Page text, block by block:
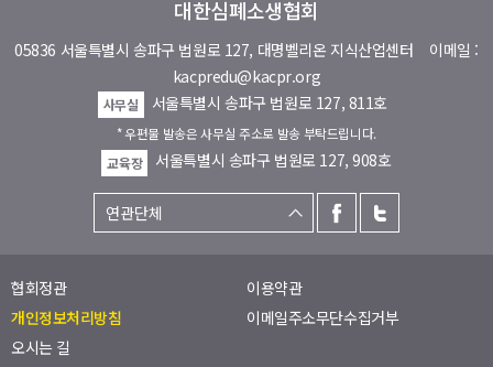
대한심폐소생협회
05836 서울특별시 송파구 법원로 127, 대명벨리온 지식산업센터 이메일 :
kacpredu@kacpr.org
사무실 서울특별시 송파구 법원로 127, 811호
* 우편물 발송은 사무실 주소로 발송 부탁드립니다.
교육장
서울특별시 송파구 법원로 127, 908호
협회정관
이용약관
개인정보처리방침
이메일주소무단수집거부
오시는 길